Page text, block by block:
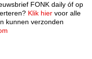
FONK daily óf op
Klik hier voor alle
kunnen verzonden